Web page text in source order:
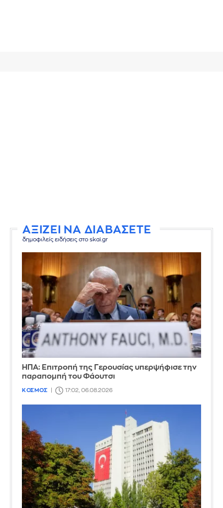
ΑΞΙΖΕΙ ΝΑ ΔΙΑΒΑΣΕΤΕ
δημοφιλείς ειδήσεις στο skai.gr
ΗΠΑ: Επιτροπή της Γερουσίας υπερψήφισε την
παραπομπή του Φάουτσι
ΚΟΣΜΟΣ 17:02, 06.08.2026